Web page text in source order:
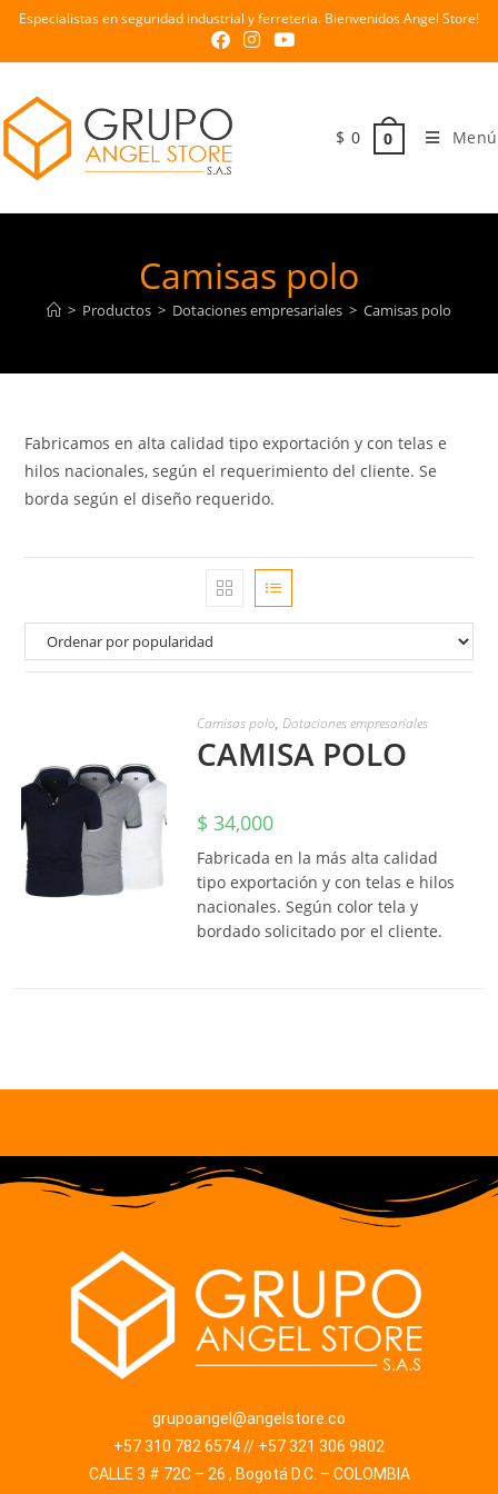
Especialistas en seguridad industrial y ferreteria. Bienvenidos Angel Store!
$ 0 0 Menú
Camisas polo
> Productos > Dotaciones empresariales > Camisas polo
Fabricamos en alta calidad tipo exportación y con telas e
hilos nacionales, según el requerimiento del cliente. Se
borda según el diseño requerido.
Camisas polo,Dotaciones empresariales
CAMISA POLO
$ 34,000
Fabricada en la más alta calidad
tipo exportación y con telas e hilos
nacionales. Según color tela y
bordado solicitado por el cliente.
grupoangel@angelstore.co
+57 310 782 6574 // +57 321 306 9802
CALLE 3 # 72C – 26 , Bogotá D.C. – COLOMBIA